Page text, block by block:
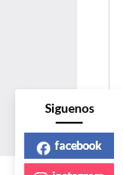
Siguenos
facebook